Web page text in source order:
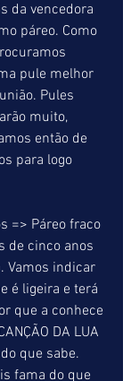
da vencedora
páreo. Como
pule melhor
Pules
muito,
então de
para logo
=> Páreo fraco
de cinco anos
Vamos indicar
é ligeira e terá
que a conhece
DA LUA
que sabe.
fama do que